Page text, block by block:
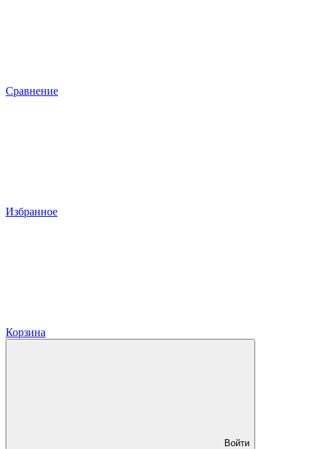
Сравнение
Избранное
Корзина
Войти